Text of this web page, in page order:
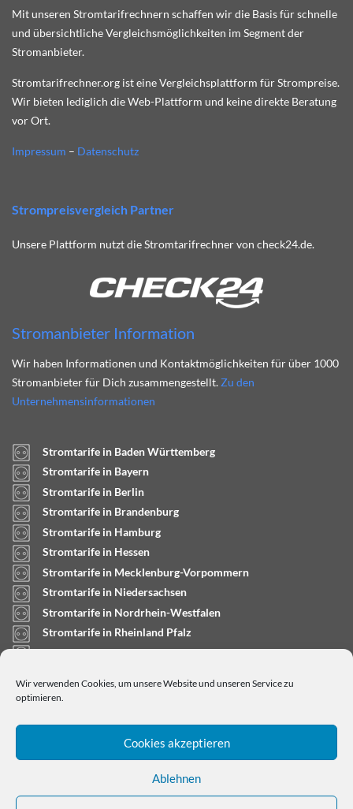
Wir verwenden Cookies, um unsere Website und unseren Service zu
optimieren.
Cookies akzeptieren
Ablehnen
Mit unseren Stromtarifrechnern schaffen wir die Basis für schnelle
und übersichtliche Vergleichsmöglichkeiten im Segment der
Stromanbieter.
Stromtarifrechner.org ist eine Vergleichsplattform für Strompreise.
Wir bieten lediglich die Web-Plattform und keine direkte Beratung
vor Ort.
Impressum – Datenschutz
Strompreisvergleich Partner
Unsere Plattform nutzt die Stromtarifrechner von check24.de.
Stromanbieter Information
Wir haben Informationen und Kontaktmöglichkeiten für über 1000
Stromanbieter für Dich zusammengestellt. Zu den
Unternehmensinformationen
Stromtarife in Baden Württemberg
Stromtarife in Bayern
Stromtarife in Berlin
Stromtarife in Brandenburg
Stromtarife in Hamburg
Stromtarife in Hessen
Stromtarife in Mecklenburg-Vorpommern
Stromtarife in Niedersachsen
Stromtarife in Nordrhein-Westfalen
Stromtarife in Rheinland Pfalz
Stromtarife in Saarland
Stromtarife in Schleswig-Holstein